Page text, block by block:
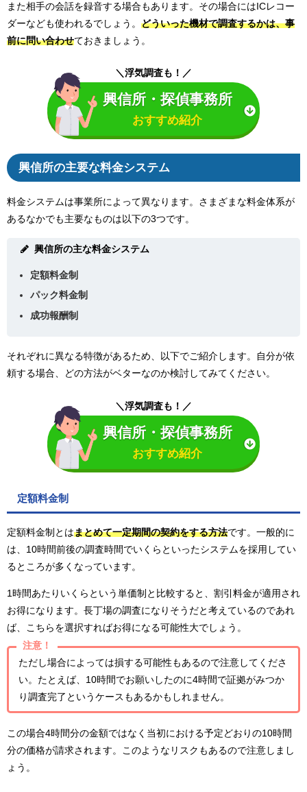
また相手の会話を録音する場合もあります。その場合にはICレコー
ダーなども使われるでしょう。 どういった機材で調査するかは、事
前に問い合わせておきましょう。
＼浮気調査も！／
興信所・探偵事務所
おすすめ紹介
興信所の主要な料金システム
料金システムは事業所によって異なります。さまざまな料金体系が
あるなかでも主要なものは以下の3つです。
興信所の主な料金システム
定額料金制
パック料金制
成功報酬制
それぞれに異なる特徴があるため、以下でご紹介します。自分が依
頼する場合、どの方法がベターなのか検討してみてください。
＼浮気調査も！／
興信所・探偵事務所
おすすめ紹介
定額料金制
定額料金制とはまとめて一定期間の契約をする方法です。一般的に
は、10時間前後の調査時間でいくらといったシステムを採用してい
るところが多くなっています。
1時間あたりいくらという単価制と比較すると、割引料金が適用され
お得になります。長丁場の調査になりそうだと考えているのであれ
ば、こちらを選択すればお得になる可能性大でしょう。
注意！
ただし場合によっては損する可能性もあるので注意してくださ
い。たとえば、10時間でお願いしたのに4時間で証拠がみつか
り調査完了というケースもあるかもしれません。
この場合4時間分の金額ではなく当初における予定どおりの10時間
分の価格が請求されます。このようなリスクもあるので注意しまし
ょう。